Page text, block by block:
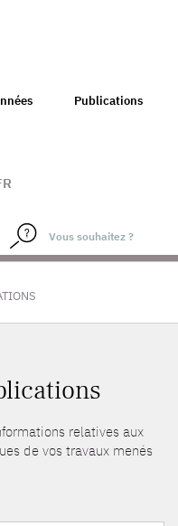
Publications
relatives aux
de vos travaux menés